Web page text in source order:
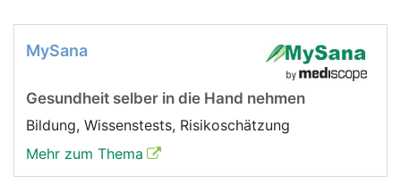
MySana
Gesundheit selber in die Hand nehmen
Bildung, Wissenstests, Risikoschätzung
Mehr zum Thema